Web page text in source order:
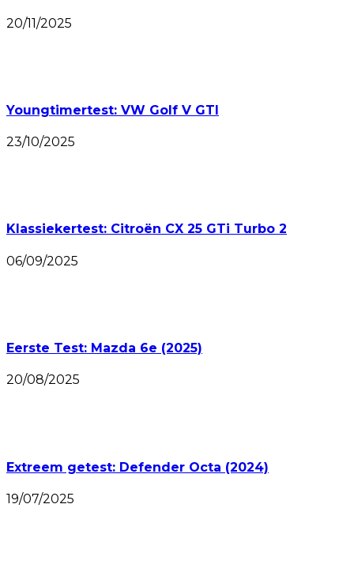
20/11/2025
Youngtimertest: VW Golf V GTI
23/10/2025
Klassiekertest: Citroën CX 25 GTi Turbo 2
06/09/2025
Eerste Test: Mazda 6e (2025)
20/08/2025
Extreem getest: Defender Octa (2024)
19/07/2025